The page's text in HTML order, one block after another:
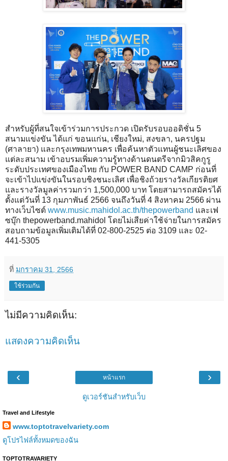
สำหรับผู้ที่สนใจเข้าร่วมการประกวด เปิดรับรอบออดิชั่น 5
สนามแข่งขัน ได้แก่ ขอนแก่น, เชียงใหม่, สงขลา, นครปฐม
(ศาลายา) และกรุงเทพมหานคร เพื่อค้นหาตัวแทนผู้ชนะเลิศของ
แต่ละสนาม เข้าอบรมเพิ่มความรู้ทางด้านดนตรีจากมิวสิคกูรู
ระดับประเทศของเมืองไทย กับ POWER BAND CAMP ก่อนที่
จะเข้าไปแข่งขันในรอบชิงชนะเลิศ เพื่อชิงถ้วยรางวัลเกียรติยศ
และรางวัลมูลค่ารวมกว่า 1,500,000 บาท โดยสามารถสมัครได้
ตั้งแต่วันที่ 13 กุมภาพันธ์ 2566 จนถึงวันที่ 4 สิงหาคม 2566 ผ่าน
ทางเว็บไซต์ www.music.mahidol.ac.th/thepowerband และเฟ
ซบุ๊ก thepowerband.mahidol โดยไม่เสียค่าใช้จ่ายในการสมัคร
สอบถามข้อมูลเพิ่มเติมได้ที่ 02-800-2525 ต่อ 3109 และ 02-
441-5305
ที่ มกราคม 31, 2566
ใช้ร่วมกัน
ไม่มีความคิดเห็น:
แสดงความคิดเห็น
‹ ›
หน้าแรก
ดูเวอร์ชันสำหรับเว็บ
Travel and Lifestyle
www.toptotravelvariety.com
ดูโปรไฟล์ทั้งหมดของฉัน
TOPTOTRAVARIETY